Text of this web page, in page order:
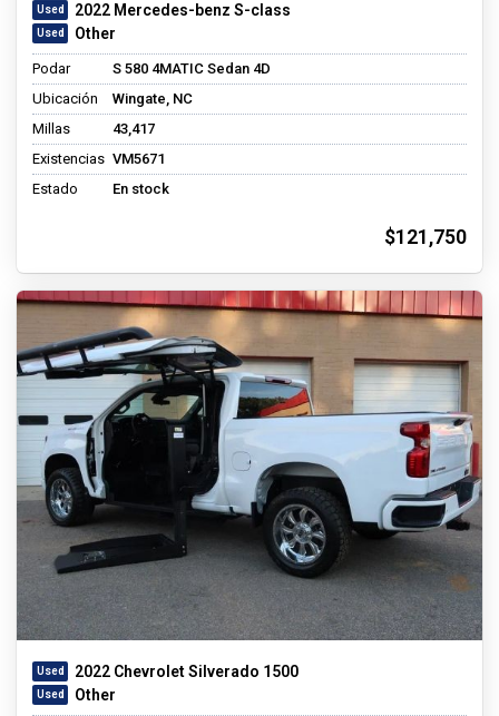
2022 Mercedes-benz S-class
Other
Podar
S 580 4MATIC Sedan 4D
Ubicación
Wingate, NC
Millas
43,417
Existencias VM5671
Estado
En stock
$121,750
2022 Chevrolet Silverado 1500
Other